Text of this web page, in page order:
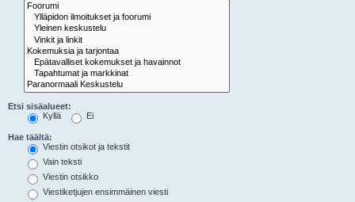
Etsi sisäalueet:
Kyllä
Ei
Hae täältä:
Viestin otsikot ja tekstit
Vain teksti
Viestin otsikko
Viestiketjujen ensimmäinen viesti